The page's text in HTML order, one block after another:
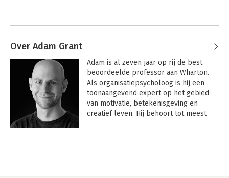
Over Adam Grant
Adam is al zeven jaar op rij de best
beoordeelde professor aan Wharton.
Als organisatiepsycholoog is hij een
toonaangevend expert op het gebied
van motivatie, betekenisgeving en
creatief leven. Hij behoort tot meest
40. Adam is de #1 New York Times
podcasts Re:Thinking en WorkLife zijn
Andere boeken door Adam Grant